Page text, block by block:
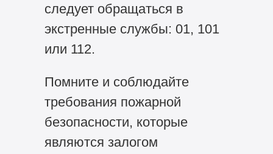
следует обращаться в
экстренные службы: 01, 101
или 112.
Помните и соблюдайте
требования пожарной
безопасности, которые
являются залогом